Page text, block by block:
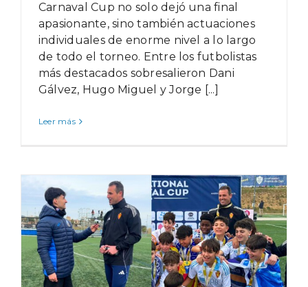
Carnaval Cup no solo dejó una final
apasionante, sino también actuaciones
individuales de enorme nivel a lo largo
de todo el torneo. Entre los futbolistas
más destacados sobresalieron Dani
Gálvez, Hugo Miguel y Jorge [...]
Leer más